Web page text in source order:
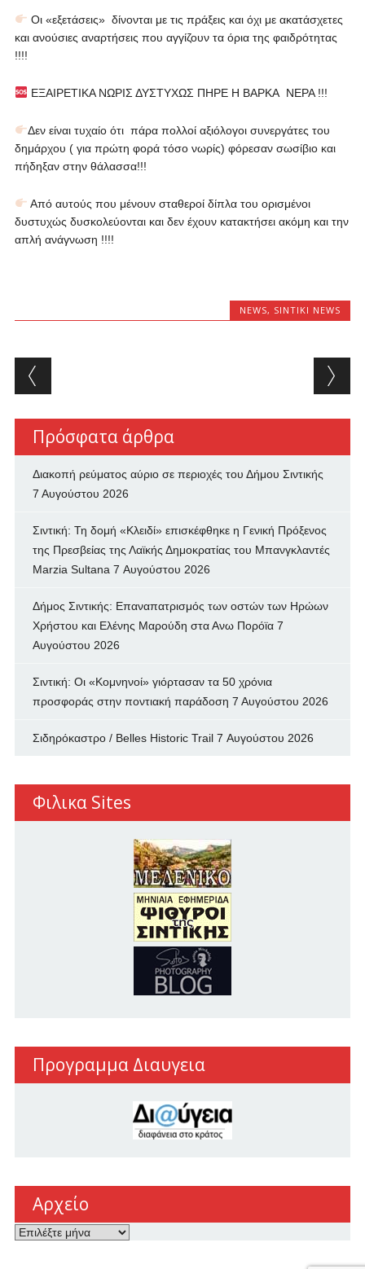
Οι «εξετάσεις» δίνονται με τις πράξεις και όχι με ακατάσχετες
και ανούσιες αναρτήσεις που αγγίζουν τα όρια της φαιδρότητας
!!!!
ΕΞΑΙΡΕΤΙΚΑ ΝΩΡΙΣ ΔΥΣΤΥΧΩΣ ΠΗΡΕ Η ΒΑΡΚΑ ΝΕΡΑ !!!
Δεν είναι τυχαίο ότι πάρα πολλοί αξιόλογοι συνεργάτες του
δημάρχου ( για πρώτη φορά τόσο νωρίς) φόρεσαν σωσίβιο και
πήδηξαν στην θάλασσα!!!
Από αυτούς που μένουν σταθεροί δίπλα του ορισμένοι
δυστυχώς δυσκολεύονται και δεν έχουν κατακτήσει ακόμη και την
απλή ανάγνωση !!!!
NEWS, SINTIKI NEWS
Post navigation
Πρόσφατα άρθρα
Διακοπή ρεύματος αύριο σε περιοχές του Δήμου Σιντικής
7 Αυγούστου 2026
Σιντική: Τη δομή «Κλειδί» επισκέφθηκε η Γενική Πρόξενος
της Πρεσβείας της Λαϊκής Δημοκρατίας του Μπανγκλαντές
Marzia Sultana 7 Αυγούστου 2026
Δήμος Σιντικής: Επαναπατρισμός των oστών των Ηρώων
Χρήστου και Ελένης Μαρούδη στα Ανω Πορόϊα 7
Αυγούστου 2026
Σιντική: Οι «Κομνηνοί» γιόρτασαν τα 50 χρόνια
προσφοράς στην ποντιακή παράδοση 7 Αυγούστου 2026
Σιδηρόκαστρο / Belles Historic Trail 7 Αυγούστου 2026
Φιλικα Sites
Προγραμμα Διαυγεια
Αρχείο
Αρχείο